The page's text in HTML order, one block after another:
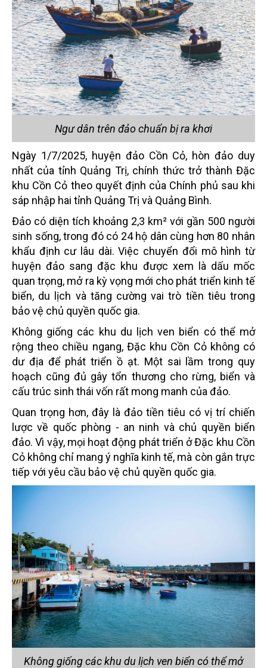
Ngư dân trên đảo chuẩn bị ra khơi
Ngày 1/7/2025, huyện đảo Cồn Cỏ, hòn đảo duy
nhất của tỉnh Quảng Trị, chính thức trở thành Đặc
khu Cồn Cỏ theo quyết định của Chính phủ sau khi
sáp nhập hai tỉnh Quảng Trị và Quảng Bình.
Đảo có diện tích khoảng 2,3 km² với gần 500 người
sinh sống, trong đó có 24 hộ dân cùng hơn 80 nhân
khẩu định cư lâu dài. Việc chuyển đổi mô hình từ
huyện đảo sang đặc khu được xem là dấu mốc
quan trọng, mở ra kỳ vọng mới cho phát triển kinh tế
biển, du lịch và tăng cường vai trò tiền tiêu trong
bảo vệ chủ quyền quốc gia.
Không giống các khu du lịch ven biển có thể mở
rộng theo chiều ngang, Đặc khu Cồn Cỏ không có
dư địa để phát triển ồ ạt. Một sai lầm trong quy
hoạch cũng đủ gây tổn thương cho rừng, biển và
cấu trúc sinh thái vốn rất mong manh của đảo.
Quan trọng hơn, đây là đảo tiền tiêu có vị trí chiến
lược về quốc phòng - an ninh và chủ quyền biển
đảo. Vì vậy, mọi hoạt động phát triển ở Đặc khu Cồn
Cỏ không chỉ mang ý nghĩa kinh tế, mà còn gắn trực
tiếp với yêu cầu bảo vệ chủ quyền quốc gia.
Không giống các khu du lịch ven biển có thể mở